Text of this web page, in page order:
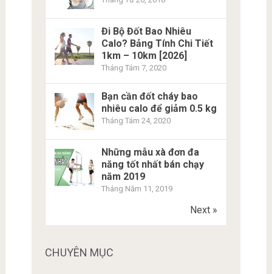
Đi Bộ Đốt Bao Nhiêu
Calo? Bảng Tính Chi Tiết
1km – 10km [2026]
Tháng Tám 7, 2020
Bạn cần đốt cháy bao
nhiêu calo để giảm 0.5 kg
Tháng Tám 24, 2020
Những mẫu xà đơn đa
năng tốt nhất bán chạy
năm 2019
Tháng Năm 11, 2019
Next »
CHUYÊN MỤC